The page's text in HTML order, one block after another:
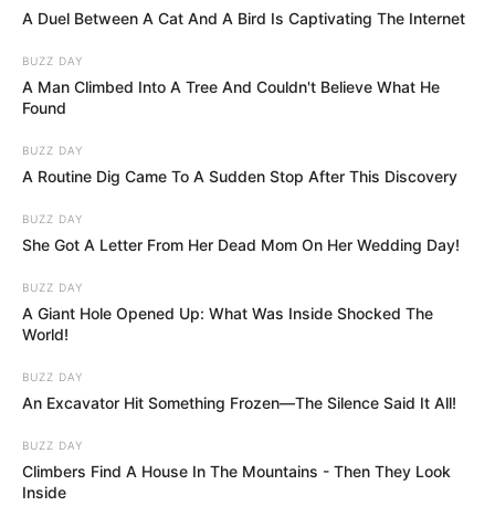
A Duel Between A Cat And A Bird Is Captivating The Internet
BUZZ DAY
A Man Climbed Into A Tree And Couldn't Believe What He
Found
BUZZ DAY
A Routine Dig Came To A Sudden Stop After This Discovery
BUZZ DAY
She Got A Letter From Her Dead Mom On Her Wedding Day!
BUZZ DAY
A Giant Hole Opened Up: What Was Inside Shocked The
World!
BUZZ DAY
An Excavator Hit Something Frozen—The Silence Said It All!
BUZZ DAY
Climbers Find A House In The Mountains - Then They Look
Inside